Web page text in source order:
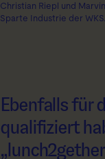
Christian Riepl und
Sparte Industrie der
Ebenfalls für
qualifiziert